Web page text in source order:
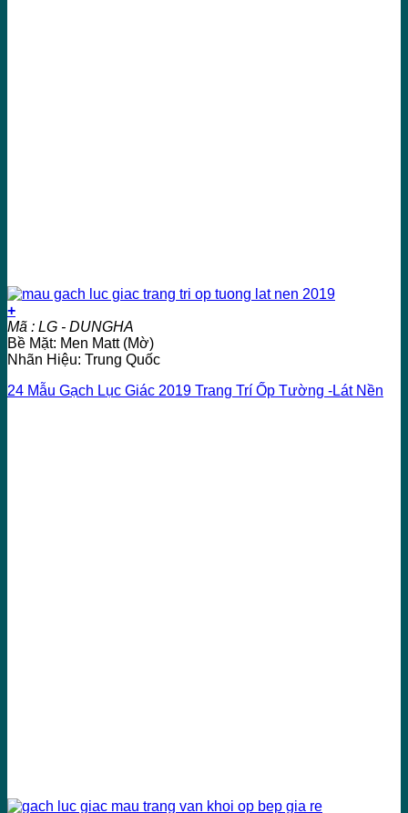
+
Mã : LG - DUNGHA
Bề Mặt: Men Matt (Mờ)
Nhãn Hiệu: Trung Quốc
24 Mẫu Gạch Lục Giác 2019 Trang Trí Ốp Tường -Lát Nền